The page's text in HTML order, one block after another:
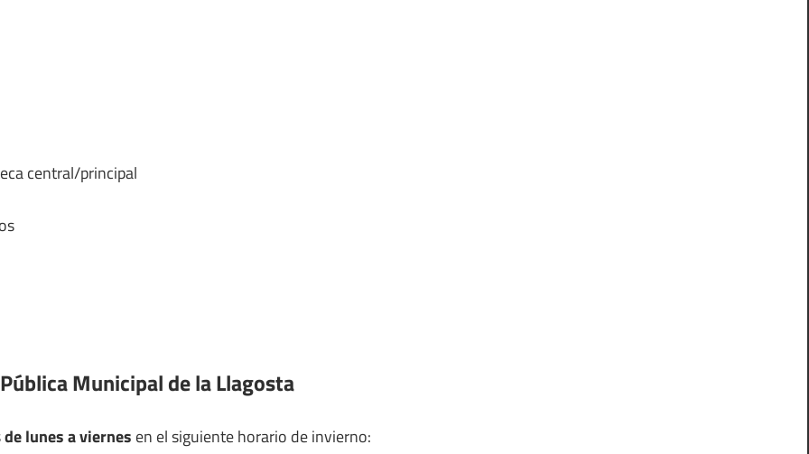
central/principal
Municipal de la Llagosta
de lunes a viernes en el siguiente horario de invierno: